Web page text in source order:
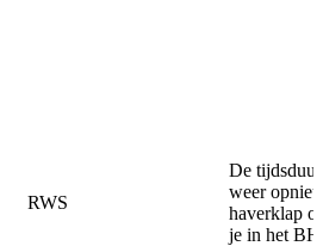
RWS
De
weer
haverklap
je in het